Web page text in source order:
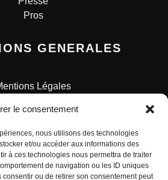
le consentement
nous utilisons des technologies
et/ou accéder aux informations des
à ces technologies nous permettra de traiter
de navigation ou les ID uniques
consentir ou de retirer son consentement peut
Pros
GENERALES
Légales
des données personnelles